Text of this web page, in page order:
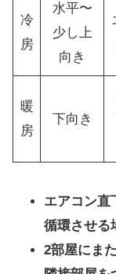
冷
房
水平〜
少し上
向き
暖
房
下向き
エアコン直
循環させる
2部屋にま